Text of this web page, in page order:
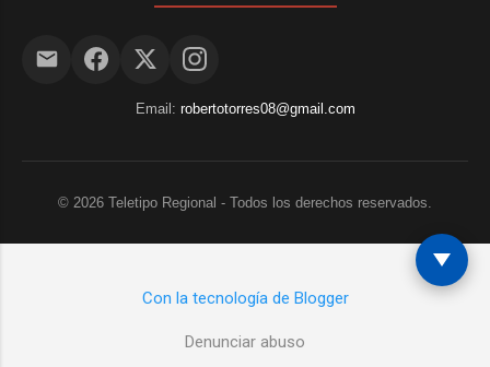
Email: robertotorres08@gmail.com
© 2026 Teletipo Regional - Todos los derechos reservados.
Con la tecnología de Blogger
Denunciar abuso